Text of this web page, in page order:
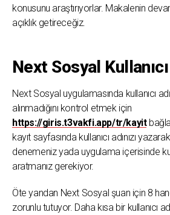
konusunu araştırıyorlar. Makalenin
açıklık getireceğiz.
Next Sosyal
Next Sosyal uygulamasında kullanıcı
alınmadığını kontrol etmek için
https://giris.t3vakfi.app/tr/kayit
kayıt sayfasında kullanıcı adınızı
denemeniz yada uygulama içerisinde
aratmanız gerekiyor.
Öte yandan Next Sosyal şuan için 8
zorunlu tutuyor. Daha kısa bir kullanıcı